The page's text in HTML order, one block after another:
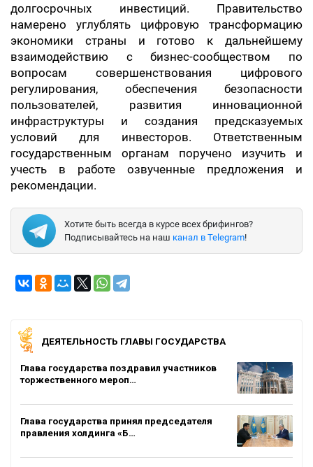
долгосрочных инвестиций. Правительство
намерено углублять цифровую трансформацию
экономики страны и готово к дальнейшему
взаимодействию с бизнес-сообществом по
вопросам совершенствования цифрового
регулирования, обеспечения безопасности
пользователей, развития инновационной
инфраструктуры и создания предсказуемых
условий для инвесторов. Ответственным
государственным органам поручено изучить и
учесть в работе озвученные предложения и
рекомендации.
Хотите быть всегда в курсе всех брифингов?
Подписывайтесь на наш канал в Telegram!
ДЕЯТЕЛЬНОСТЬ ГЛАВЫ ГОСУДАРСТВА
Глава государства поздравил участников
торжественного мероп…
Глава государства принял председателя
правления холдинга «Б…